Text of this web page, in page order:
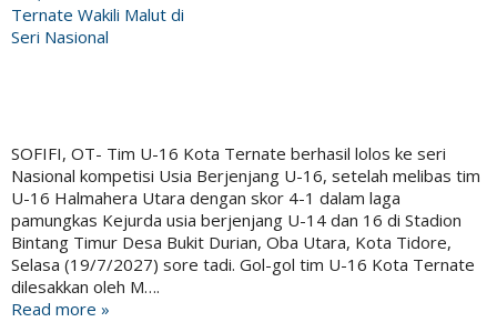
SOFIFI, OT- Tim U-16 Kota Ternate berhasil lolos ke seri
Nasional kompetisi Usia Berjenjang U-16, setelah melibas tim
U-16 Halmahera Utara dengan skor 4-1 dalam laga
pamungkas Kejurda usia berjenjang U-14 dan 16 di Stadion
Bintang Timur Desa Bukit Durian, Oba Utara, Kota Tidore,
Selasa (19/7/2027) sore tadi. Gol-gol tim U-16 Kota Ternate
dilesakkan oleh M….
Read more »